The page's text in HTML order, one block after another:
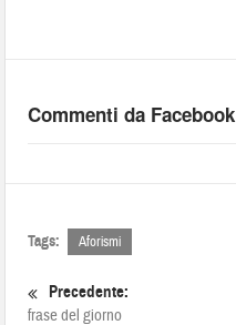
Commenti da Facebook
Tags: Aforismi
Precedente:
frase del giorno